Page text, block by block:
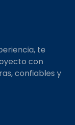
te
con
confiables y